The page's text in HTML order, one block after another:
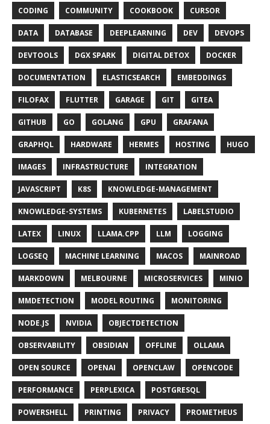
CODING COMMUNITY COOKBOOK CURSOR
DATA DATABASE DEEPLEARNING DEV DEVOPS
DEVTOOLS DGX SPARK DIGITAL DETOX DOCKER
DOCUMENTATION ELASTICSEARCH EMBEDDINGS
FILOFAX FLUTTER GARAGE GIT GITEA
GITHUB GO GOLANG GPU GRAFANA
GRAPHQL HARDWARE HERMES HOSTING HUGO
IMAGES INFRASTRUCTURE INTEGRATION
JAVASCRIPT K8S KNOWLEDGE-MANAGEMENT
KNOWLEDGE-SYSTEMS KUBERNETES LABELSTUDIO
LATEX LINUX LLAMA.CPP LLM LOGGING
LOGSEQ MACHINE LEARNING MACOS MAINROAD
MARKDOWN MELBOURNE MICROSERVICES MINIO
MMDETECTION MODEL ROUTING MONITORING
NODE.JS NVIDIA OBJECTDETECTION
OBSERVABILITY OBSIDIAN OFFLINE OLLAMA
OPEN SOURCE OPENAI OPENCLAW OPENCODE
PERFORMANCE PERPLEXICA POSTGRESQL
POWERSHELL PRINTING PRIVACY PROMETHEUS